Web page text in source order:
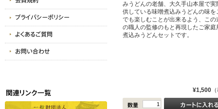
みうどんの老舗、大久手山本屋で実
供している味噌煮込みうどんの味を
でも楽しむことが出来るよう、この
の職人の監修のもと再現したご家庭
煮込みうどんセットです。
¥1,500